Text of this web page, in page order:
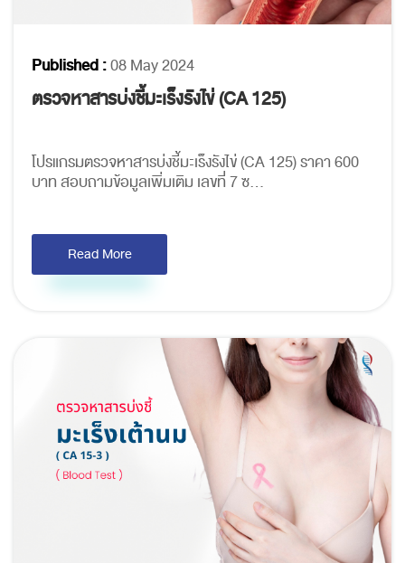
Published :08 May 2024
ตรวจหาสารบ่งชี้มะเร็งรังไข่ (CA 125)
โปรแกรมตรวจหาสารบ่งชี้มะเร็งรังไข่ (CA 125) ราคา 600
บาท สอบถามข้อมูลเพิ่มเติม เลขที่ 7 ซ...
Read More